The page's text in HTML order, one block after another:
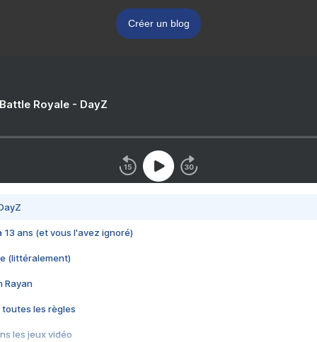
Créer un blog
Royale - DayZ
13 ans (et vous l'avez ignoré)
(littéralement)
Rayan
toutes les règles
les jeux vidéo